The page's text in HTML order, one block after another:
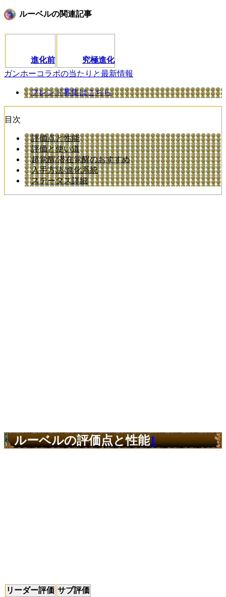
ルーベルの関連記事
進化前
究極進化
ガンホーコラボの当たりと最新情報
フレンド募集はこちら
目次
評価点と性能
評価と使い道
超覚醒/潜在覚醒のおすすめ
入手方法/進化系統
ステータス詳細
ルーベルの評価点と性能1
リーダー評価 サブ評価